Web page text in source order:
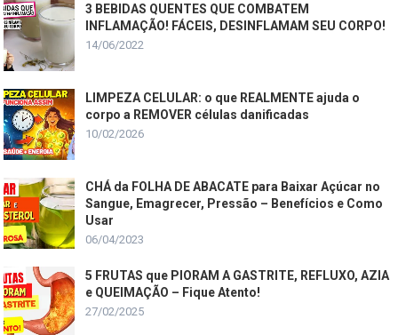
3 BEBIDAS QUENTES QUE COMBATEM
INFLAMAÇÃO! FÁCEIS, DESINFLAMAM SEU CORPO!
14/06/2022
LIMPEZA CELULAR: o que REALMENTE ajuda o
corpo a REMOVER células danificadas
10/02/2026
CHÁ da FOLHA DE ABACATE para Baixar Açúcar no
Sangue, Emagrecer, Pressão – Benefícios e Como
Usar
06/04/2023
5 FRUTAS que PIORAM A GASTRITE, REFLUXO, AZIA
e QUEIMAÇÃO – Fique Atento!
27/02/2025